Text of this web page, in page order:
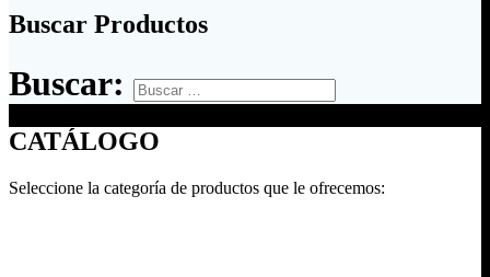
Buscar Productos
Buscar:
CATÁLOGO
Seleccione la categoría de productos que le ofrecemos: